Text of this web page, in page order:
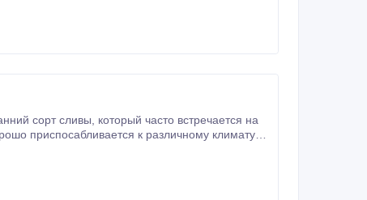
приспосабливается к различному климату и